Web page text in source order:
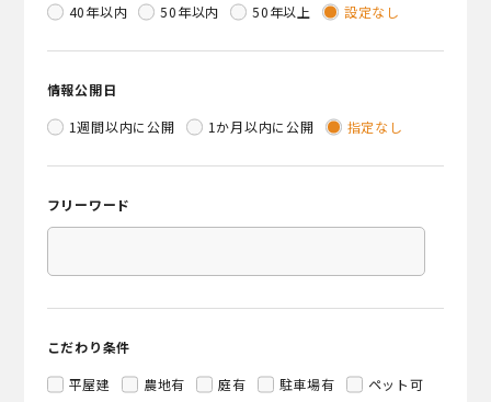
40年以内
50年以内 50年以上 設定なし
情報公開日
1週間以内に公開
1か月以内に公開 指定なし
フリーワード
こだわり条件
平屋建
農地有 庭有 駐車場有 ペット可